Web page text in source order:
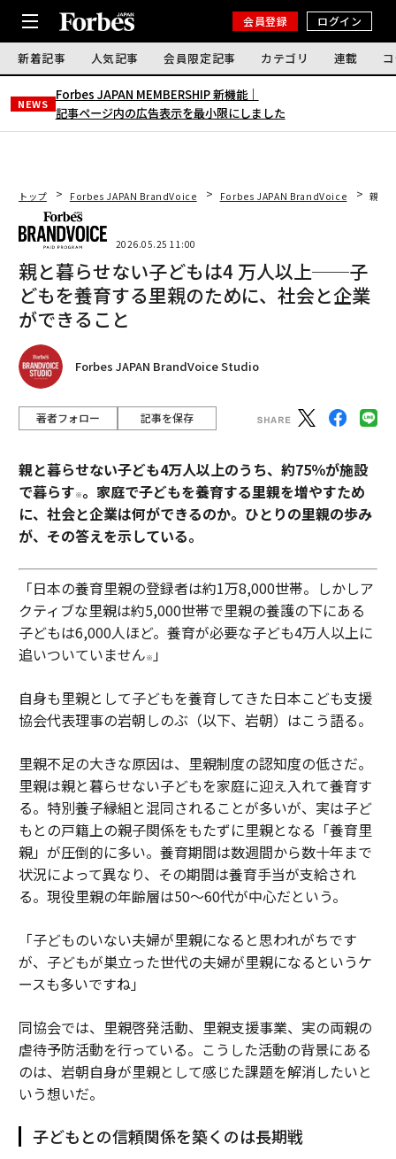
会員登録 ログイン
新着記事 人気記事 会員限定記事 カテゴリ 連載
NEWS
Forbes JAPAN MEMBERSHIP 新機能｜
記事ページ内の広告表示を最小限にしました
トップ Forbes JAPAN BrandVoice Forbes JAPAN BrandVoice 親と
2026.05.25 11:00
親と暮らせない子どもは4 万人以上──子
どもを養育する里親のために、社会と企業
ができること
Forbes JAPAN BrandVoice Studio
著者フォロー 記事を保存
親と暮らせない子ども4万人以上のうち、約75％が施設
で暮らす※。家庭で子どもを養育する里親を増やすため
に、社会と企業は何ができるのか。ひとりの里親の歩み
が、その答えを示している。
「日本の養育里親の登録者は約1万8,000世帯。しかしア
クティブな里親は約5,000世帯で里親の養護の下にある
子どもは6,000人ほど。養育が必要な子ども4万人以上に
追いついていません※ 」
自身も里親として子どもを養育してきた日本こども支援
協会代表理事の岩朝しのぶ（以下、岩朝）はこう語る。
里親不足の大きな原因は、里親制度の認知度の低さだ。
里親は親と暮らせない子どもを家庭に迎え入れて養育す
る。特別養子縁組と混同されることが多いが、実は子ど
もとの戸籍上の親子関係をもたずに里親となる「養育里
親」が圧倒的に多い。養育期間は数週間から数十年まで
状況によって異なり、その期間は養育手当が支給され
る。現役里親の年齢層は50～60代が中心だという。
「子どものいない夫婦が里親になると思われがちです
が、子どもが巣立った世代の夫婦が里親になるというケ
ースも多いですね」
同協会では、里親啓発活動、里親支援事業、実の両親の
虐待予防活動を行っている。こうした活動の背景にある
のは、岩朝自身が里親として感じた課題を解消したいと
いう想いだ。
子どもとの信頼関係を築くのは長期戦